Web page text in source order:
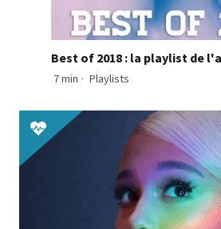
Best of 2018 : la playlist de
7 min · Playlists